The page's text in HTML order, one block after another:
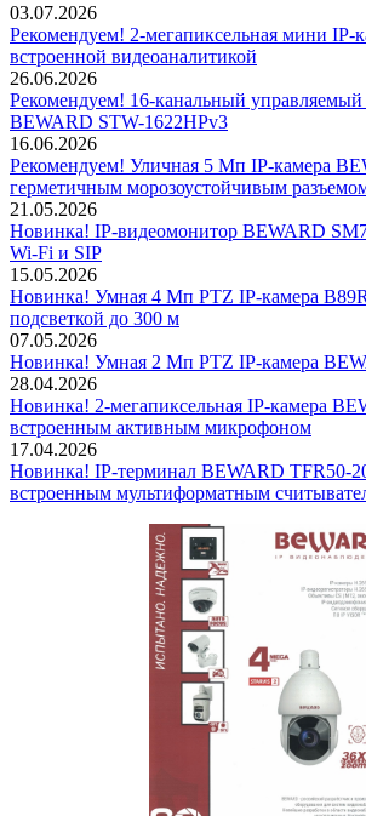
03.07.2026
Рекомендуем! 2-мегапиксельная мини IP-
встроенной видеоаналитикой
26.06.2026
Рекомендуем! 16-канальный управляемый
BEWARD STW-1622HPv3
16.06.2026
Рекомендуем! Уличная 5 Мп IP-камера
герметичным морозоустойчивым
21.05.2026
Новинка! IP-видеомонитор BEWARD
Wi-Fi и SIP
15.05.2026
Новинка! Умная 4 Мп PTZ IP-камера
подсветкой до 300 м
07.05.2026
Новинка! Умная 2 Мп PTZ IP-камера
28.04.2026
Новинка! 2-мегапиксельная IP-камера
встроенным активным микрофоном
17.04.2026
Новинка! IP-терминал BEWARD TFR50-
встроенным мультиформатным